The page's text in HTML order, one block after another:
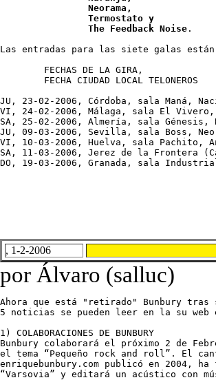
		The Feedback Noise
.
Las entradas para las siete galas
JU, 23-02-2006, Córdoba, sala Maná,
VI, 24-02-2006, Málaga, sala El
SA, 25-02-2006, Almería, sala Génesis,
JU, 09-03-2006, Sevilla, sala Boss,
VI, 10-03-2006, Huelva, sala Pachito,
SA, 11-03-2006, Jerez de la Frontera
DO, 19-03-2006, Granada, sala
, 1-2-2006
por Álvaro (salluc)
Ahora que está "retirado" Bunbury tras
5 noticias se pueden leer en la su web
1) COLABORACIONES DE BUNBURY
Bunbury colaborará el próximo 2 de
el tema “Pequeño rock and roll”. El
enriquebunbury.com publicó en 2004,
“Varsovia” y editará un acústico con